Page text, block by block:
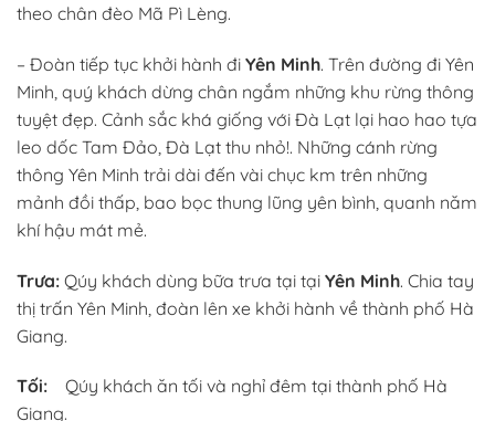
theo chân đèo Mã Pì Lèng.
– Đoàn tiếp tục khởi hành đi Yên Minh. Trên đường đi Yên
Minh, quý khách dừng chân ngắm những khu rừng thông
tuyệt đẹp. Cảnh sắc khá giống với Đà Lạt lại hao hao tựa
leo dốc Tam Đảo, Đà Lạt thu nhỏ!. Những cánh rừng
thông Yên Minh trải dài đến vài chục km trên những
mảnh đồi thấp, bao bọc thung lũng yên bình, quanh năm
khí hậu mát mẻ.
Trưa: Qúy khách dùng bữa trưa tại tại Yên Minh. Chia tay
thị trấn Yên Minh, đoàn lên xe khởi hành về thành phố Hà
Giang.
Tối: Qúy khách ăn tối và nghỉ đêm tại thành phố Hà
Giang.